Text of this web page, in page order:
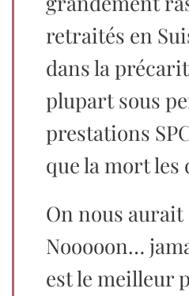
retraités en
dans la
plupart sous
prestations
que la mort les
On nous
Nooooon…
est le meilleur